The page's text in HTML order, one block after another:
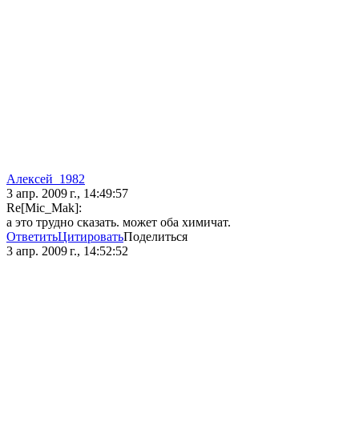
Алексей_1982
3 апр. 2009 г., 14:49:57
Re[Mic_Mak]:
а это трудно сказать. может оба химичат.
ОтветитьЦитироватьПоделиться
3 апр. 2009 г., 14:52:52